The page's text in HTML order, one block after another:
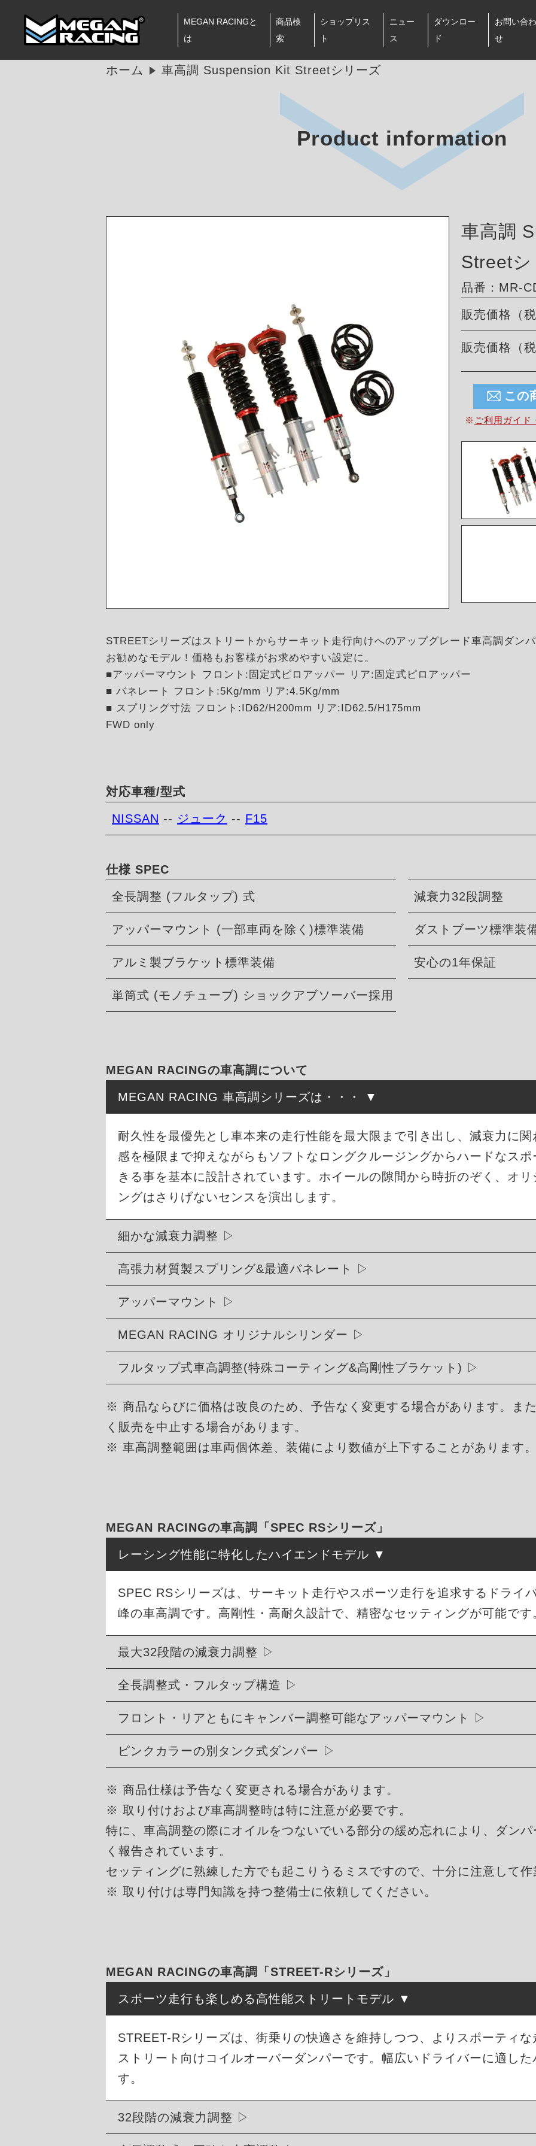
MEGAN RACINGと
は
商品検
索
ショップリス
ト
ニュー
ス
ダウンロー
ド
お問い合わ
せ
ホーム 車高調 Suspension Kit Streetシリーズ
Product information
車高調
Street
品番：MR-
販売価格（
販売価格（
この
※ ご利用ガイド
STREETシリーズはストリートからサーキット走行向けへのアップグレード車高調ダン
お勧めなモデル！価格もお客様がお求めやすい設定に。
■アッパーマウント フロント:固定式ピロアッパー リア:固定式ピロアッパー
■ バネレート フロント:5Kg/mm リア:4.5Kg/mm
■ スプリング寸法 フロント:ID62/H200mm リア:ID62.5/H175mm
FWD only
対応車種/型式
NISSAN -- ジューク -- F15
仕様 SPEC
全長調整 (フルタップ) 式 減衰力32段調整
アッパーマウント (一部車両を除く)標準装備 ダストブーツ標準装
アルミ製ブラケット標準装備 安心の1年保証
単筒式 (モノチューブ) ショックアブソーバー採用
MEGAN RACINGの車高調について
MEGAN RACING 車高調シリーズは・・・
耐久性を最優先とし車本来の走行性能を最大限まで引き出し、減衰力に
感を極限まで抑えながらもソフトなロングクルージングからハードなス
きる事を基本に設計されています。ホイールの隙間から時折のぞく、オ
ングはさりげないセンスを演出します。
細かな減衰力調整
高張力材質製スプリング&最適バネレート
アッパーマウント
MEGAN RACING オリジナルシリンダー
フルタップ式車高調整(特殊コーティング&高剛性ブラケット)
※ 商品ならびに価格は改良のため、予告なく変更する場合があります。ま
く販売を中止する場合があります。
※ 車高調整範囲は車両個体差、装備により数値が上下することがあります
MEGAN RACINGの車高調「SPEC RSシリーズ」
レーシング性能に特化したハイエンドモデル
SPEC RSシリーズは、サーキット走行やスポーツ走行を追求するドライ
峰の車高調です。高剛性・高耐久設計で、精密なセッティングが可能です
最大32段階の減衰力調整
全長調整式・フルタップ構造
フロント・リアともにキャンバー調整可能なアッパーマウント
ピンクカラーの別タンク式ダンパー
※ 商品仕様は予告なく変更される場合があります。
※ 取り付けおよび車高調整時は特に注意が必要です。
特に、車高調整の際にオイルをつないでいる部分の緩め忘れにより、ダン
く報告されています。
セッティングに熟練した方でも起こりうるミスですので、十分に注意して
※ 取り付けは専門知識を持つ整備士に依頼してください。
MEGAN RACINGの車高調「STREET-Rシリーズ」
スポーツ走行も楽しめる高性能ストリートモデル
STREET-Rシリーズは、街乗りの快適さを維持しつつ、よりスポーティ
ストリート向けコイルオーバーダンパーです。幅広いドライバーに適し
す。
32段階の減衰力調整